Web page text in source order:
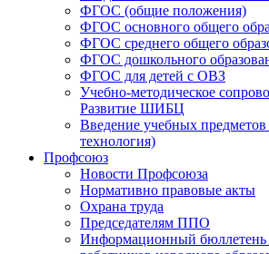
ФГОС (общие положения)
ФГОС основного общего
ФГОС среднего общего
ФГОС дошкольного
ФГОС для детей с ОВЗ
Учебно-методическое
Развитие ШИБЦ
Введение учебных
технология)
Профсоюз
Новости Профсоюза
Нормативно правовые акты
Охрана труда
Председателям ППО
Информационный